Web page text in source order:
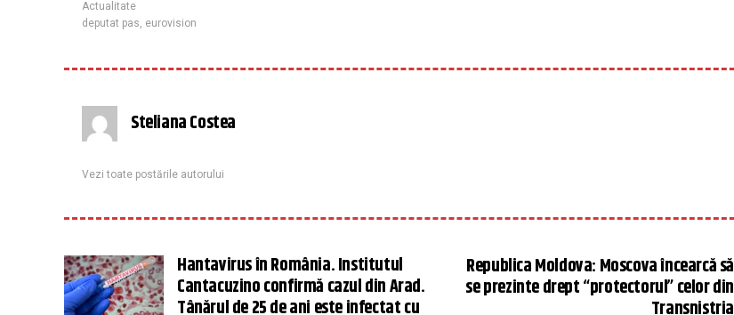
Actualitate
deputat pas, eurovision
Steliana Costea
Vezi toate postările autorului
Hantavirus în România. Institutul
Cantacuzino confirmă cazul din Arad.
Tânărul de 25 de ani este infectat cu
Republica Moldova: Moscova încearcă să
se prezinte drept “protectorul” celor din
Transnistria